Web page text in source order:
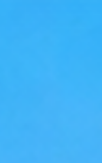
zaawansowane